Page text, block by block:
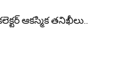
ఆకస్మిక తనిఖీలు..